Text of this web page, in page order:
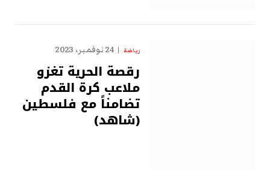
رياضة 24 نوفمبر، 2023
رقصة الحرية تغزو
ملاعب كرة القدم
تضامناً مع فلسطين
(شاهد)